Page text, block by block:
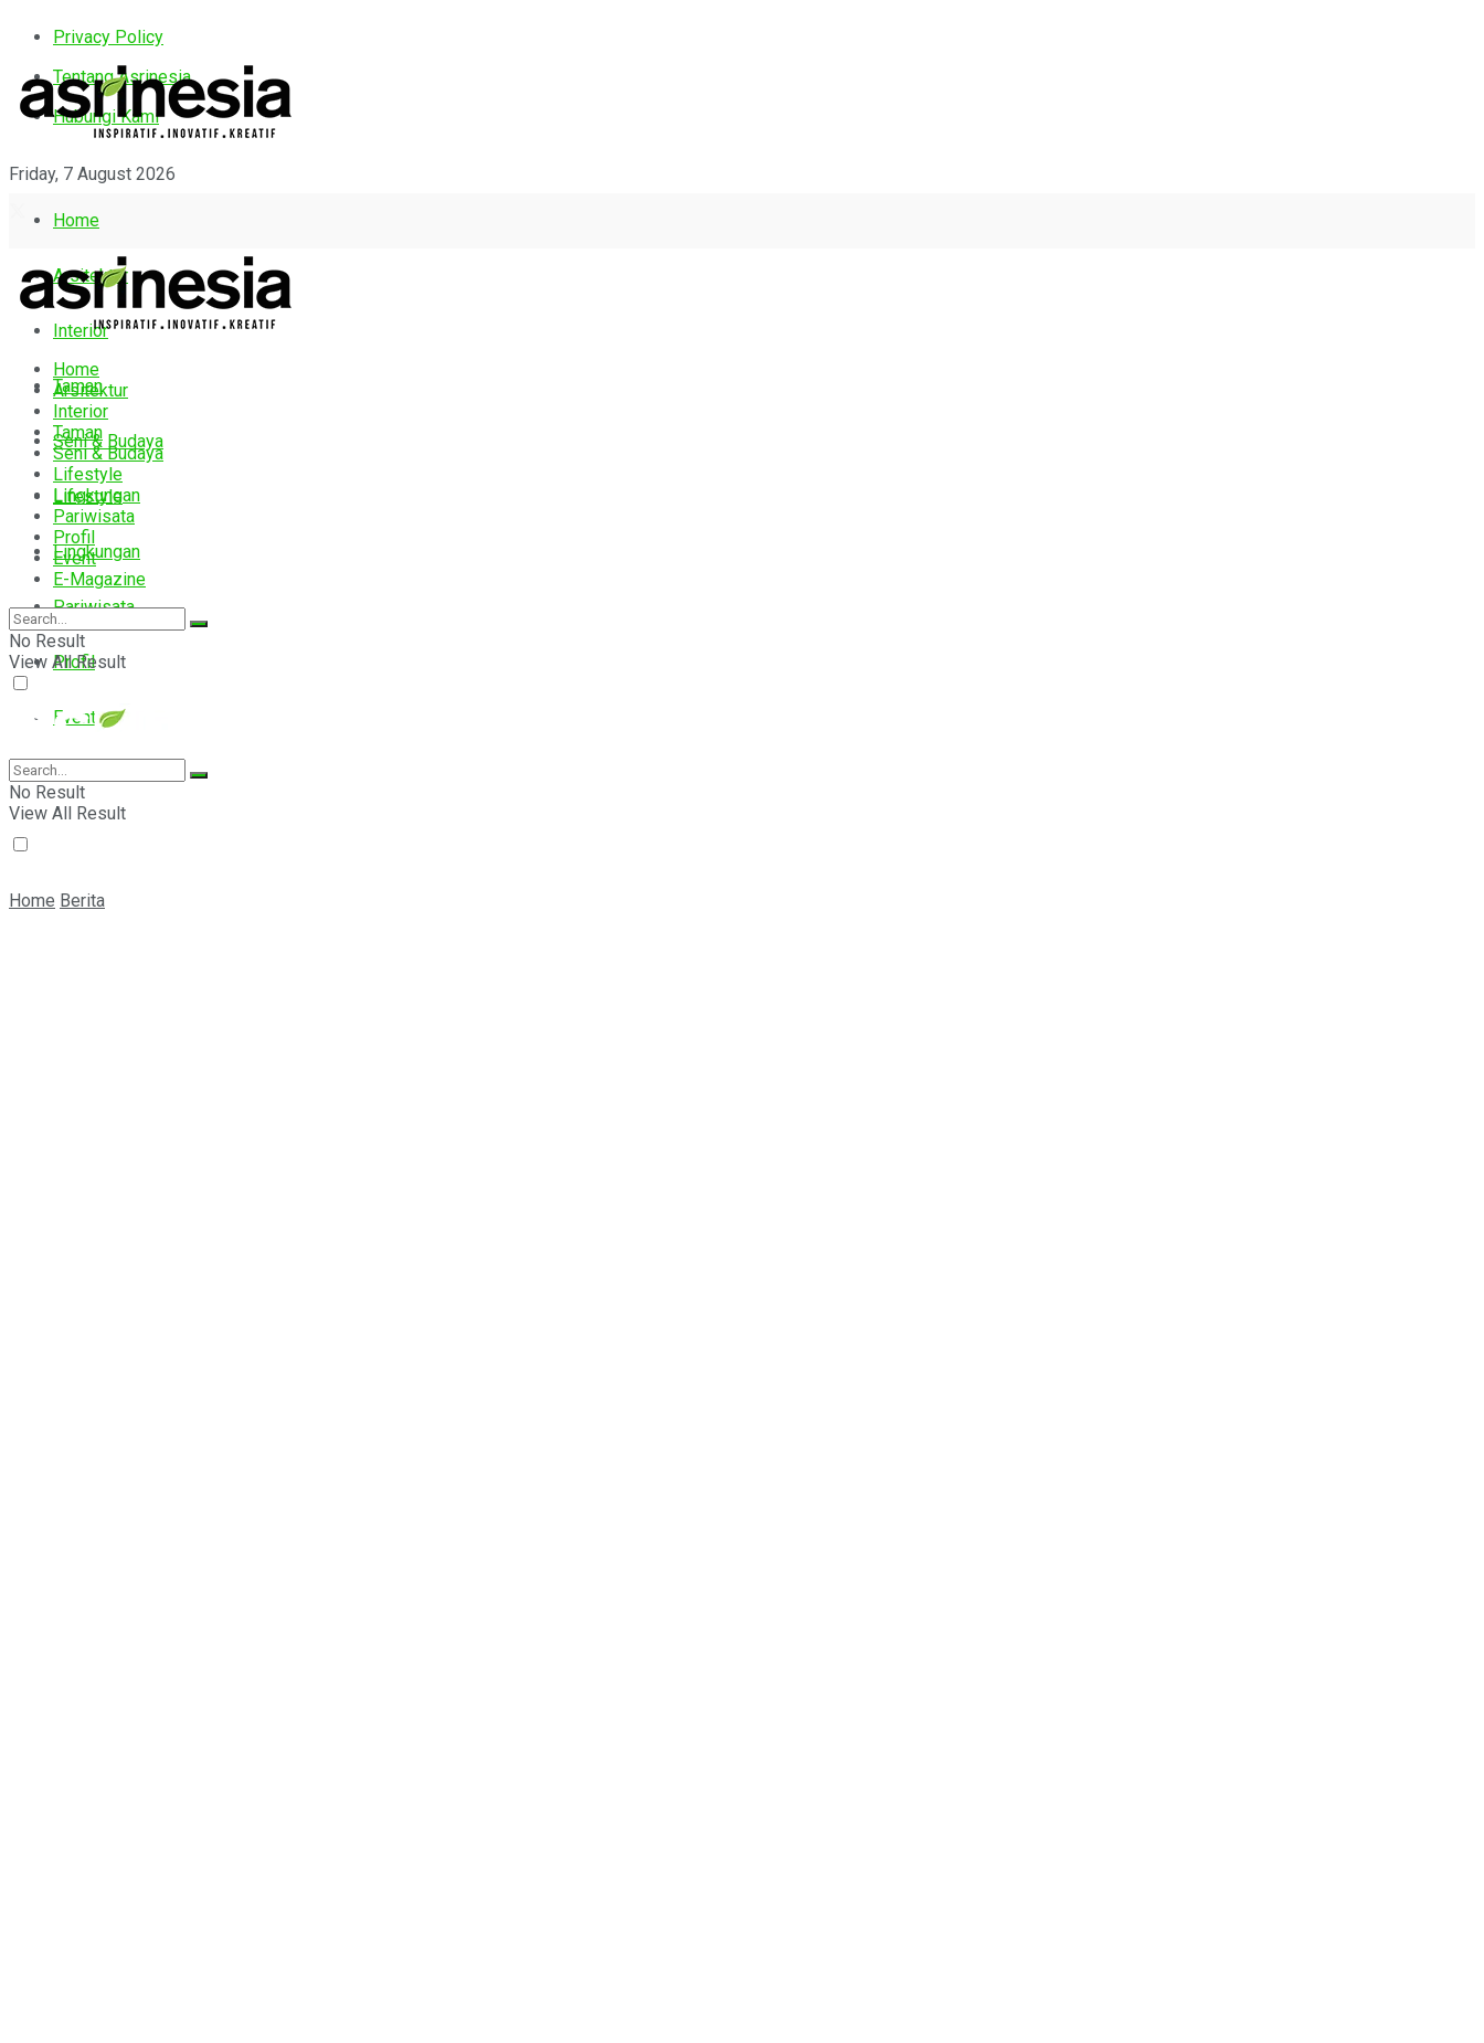
Privacy Policy
Tentang Asrinesia
Hubungi Kami
Friday, 7 August 2026
Home
Arsitektur
Interior
Taman
Seni & Budaya
Lifestyle
Lingkungan
Pariwisata
Profil
Event
E-Magazine
Home
Arsitektur
Interior
Taman
Seni & Budaya
Lifestyle
Lingkungan
Pariwisata
Profil
Event
E-Magazine
No Result
View All Result
No Result
View All Result
Home Berita